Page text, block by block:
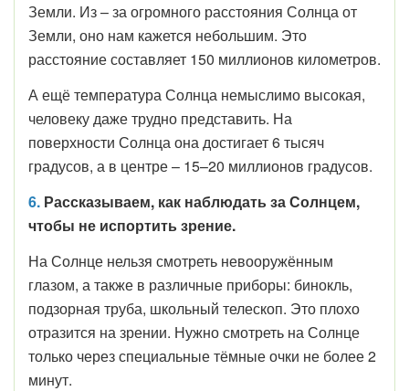
Земли. Из – за огромного расстояния Солнца от
Земли, оно нам кажется небольшим. Это
расстояние составляет 150 миллионов километров.
А ещё температура Солнца немыслимо высокая,
человеку даже трудно представить. На
поверхности Солнца она достигает 6 тысяч
градусов, а в центре – 15–20 миллионов градусов.
6. Рассказываем, как наблюдать за Солнцем,
чтобы не испортить зрение.
На Солнце нельзя смотреть невооружённым
глазом, а также в различные приборы: бинокль,
подзорная труба, школьный телескоп. Это плохо
отразится на зрении. Нужно смотреть на Солнце
только через специальные тёмные очки не более 2
минут.